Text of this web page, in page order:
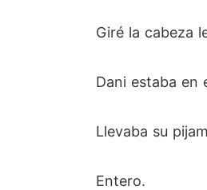
Giré la cabeza
Dani estaba en
Llevaba su
Entero.